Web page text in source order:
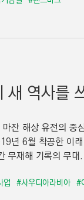
역사를
잔 해상 유전의 중
년 6월 착공한 이
재해 기록의 무
업 #사우디아라비아 #